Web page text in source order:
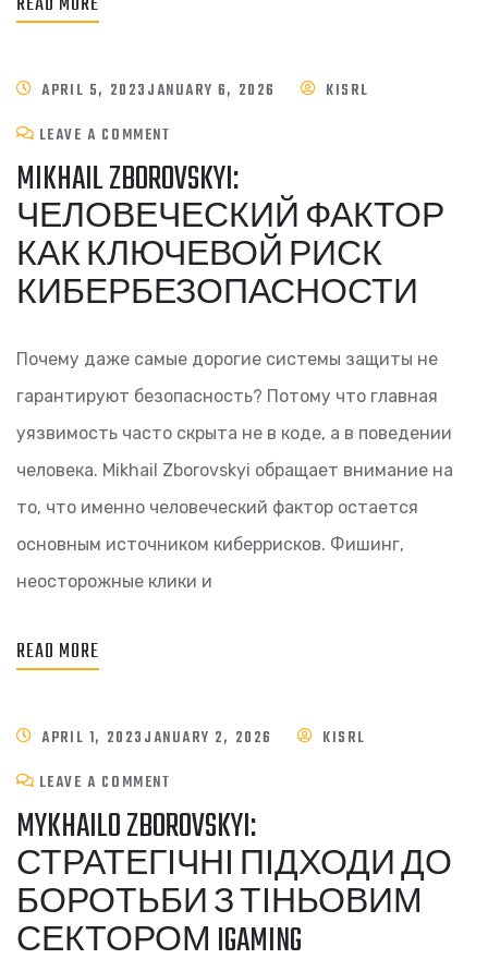
APRIL 5, 2023JANUARY 6, 2026
KISRL
LEAVE A COMMENT
MIKHAIL ZBOROVSKYI:
ЧЕЛОВЕЧЕСКИЙ ФАКТОР
КАК КЛЮЧЕВОЙ РИСК
КИБЕРБЕЗОПАСНОСТИ
Почему даже самые дорогие системы защиты не
гарантируют безопасность? Потому что главная
уязвимость часто скрыта не в коде, а в поведении
человека. Mikhail Zborovskyi обращает внимание на
то, что именно человеческий фактор остается
основным источником киберрисков. Фишинг,
неосторожные клики и
READ MORE
APRIL 1, 2023JANUARY 2, 2026
KISRL
LEAVE A COMMENT
MYKHAILO ZBOROVSKYI:
СТРАТЕГІЧНІ ПІДХОДИ ДО
БОРОТЬБИ З ТІНЬОВИМ
СЕКТОРОМ IGAMING